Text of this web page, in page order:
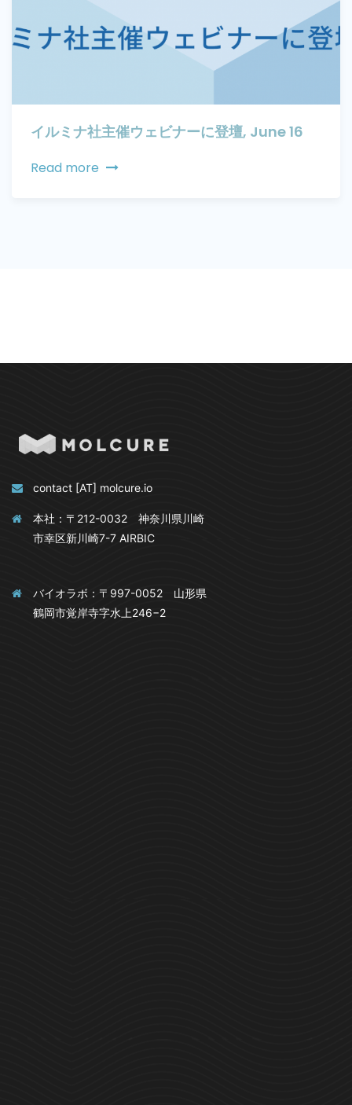
イルミナ社主催ウェビナーに登壇, June 16
Read more
contact [AT] molcure.io
本社：〒212-0032 神奈川県川崎
市幸区新川崎7-7 AIRBIC
バイオラボ：〒997-0052 山形県
鶴岡市覚岸寺字水上246−2